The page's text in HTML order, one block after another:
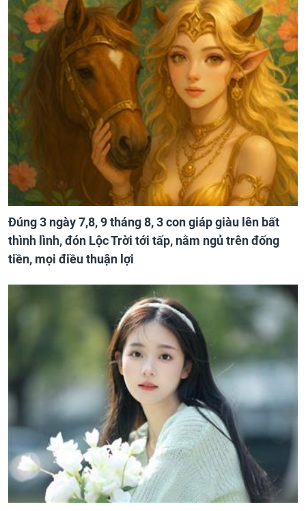
Đúng 3 ngày 7,8, 9 tháng 8, 3 con giáp giàu lên bất
thình lình, đón Lộc Trời tới tấp, nằm ngủ trên đống
tiền, mọi điều thuận lợi